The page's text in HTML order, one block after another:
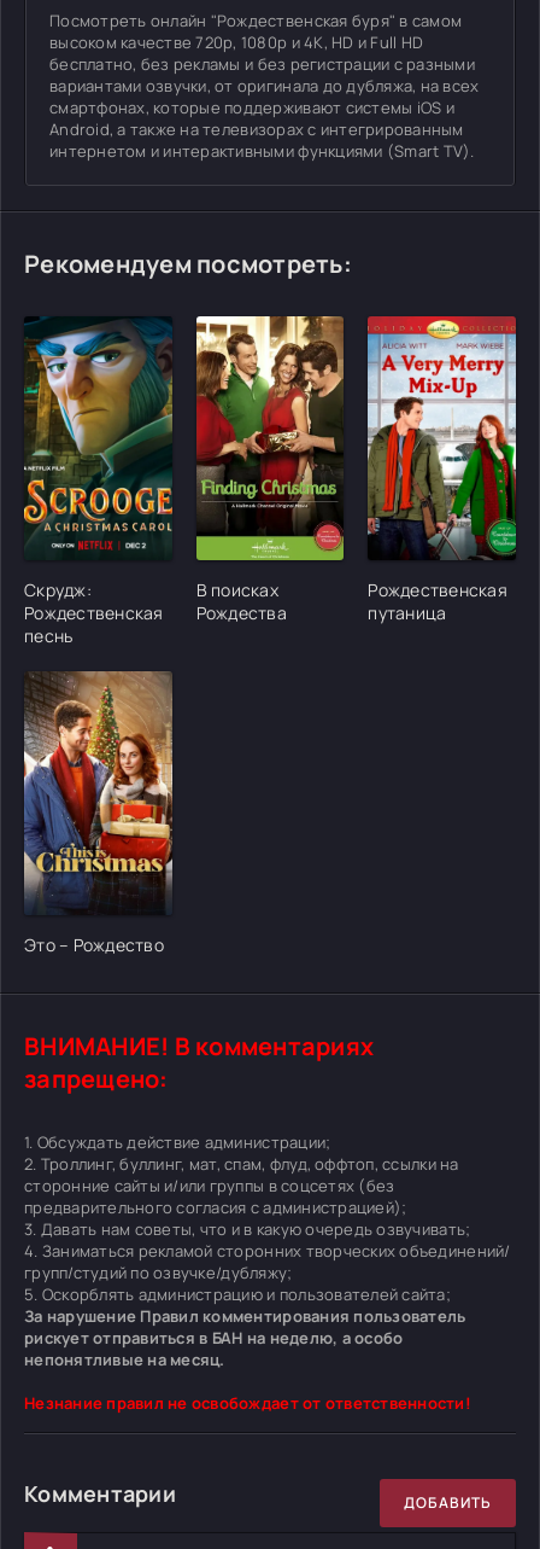
Посмотреть онлайн "Рождественская буря" в самом
высоком качестве 720p, 1080p и 4K, HD и Full HD
бесплатно, без рекламы и без регистрации с разными
вариантами озвучки, от оригинала до дубляжа, на всех
смартфонах, которые поддерживают системы iOS и
Android, а также на телевизорах с интегрированным
интернетом и интерактивными функциями (Smart TV).
Рекомендуем посмотреть:
[/xfgiven_cvh_poster_urlcvh_poster_url]
Скрудж:
Рождественская
песнь
[/xfgiven_cvh_poster_urlcvh_poster_url]
В поисках
Рождества
[/
Рождественская
путаница
[/xfgiven_cvh_poster_urlcvh_poster_url]
Это – Рождество
ВНИМАНИЕ! В комментариях
запрещено:
1. Обсуждать действие администрации;
2. Троллинг, буллинг, мат, спам, флуд, оффтоп, ссылки на
сторонние сайты и/или группы в соцсетях (без
предварительного согласия с администрацией);
3. Давать нам советы, что и в какую очередь озвучивать;
4. Заниматься рекламой сторонних творческих объединений/
групп/студий по озвучке/дубляжу;
5. Оскорблять администрацию и пользователей сайта;
За нарушение Правил комментирования пользователь
рискует отправиться в БАН на неделю, а особо
непонятливые на месяц.
Незнание правил не освобождает от ответственности!
Комментарии ДОБАВИТЬ